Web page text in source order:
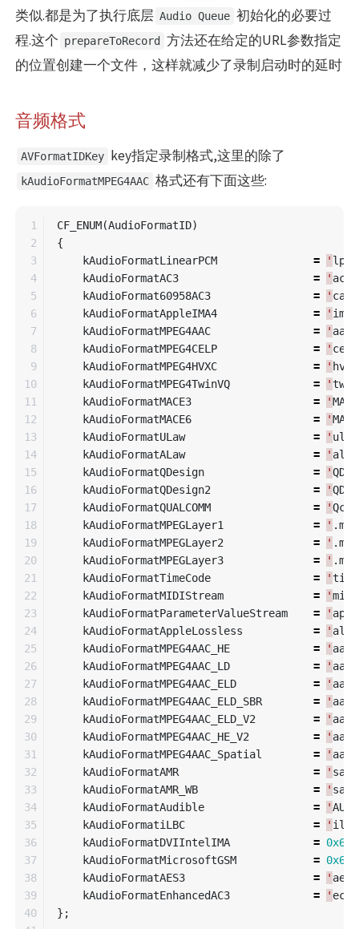
类似.都是为了执行底层 Audio Queue 初始化的必要过
程.这个 prepareToRecord
方法还在给定的URL参数指定
的位置创建一个文件，这样就减少了录制启动时的延时
音频格式
AVFormatIDKey key指定录制格式,这里的除了
kAudioFormatMPEG4AAC 格式还有下面这些:
1
2
3
4
5
6
7
8
9
10
11
12
13
14
15
16
17
18
19
20
21
22
23
24
25
26
27
28
29
30
31
32
33
34
35
36
37
38
39
40
CF_ENUM(AudioFormatID)
{
kAudioFormatLinearPCM
= ' lpcm
kAudioFormatAC3
= ' ac
kAudioFormat60958AC3
= ' cac3
kAudioFormatAppleIMA4
= ' ima4
kAudioFormatMPEG4AAC
= ' aac
kAudioFormatMPEG4CELP
= ' celp
kAudioFormatMPEG4HVXC
= ' hvxc
kAudioFormatMPEG4TwinVQ
= 'twvq
kAudioFormatMACE3
= 'MAC3
kAudioFormatMACE6
= 'MAC6
kAudioFormatULaw
= ' ulaw
kAudioFormatALaw
= ' alaw
kAudioFormatQDesign
= 'QDMC
kAudioFormatQDesign2
= 'QDM2
kAudioFormatQUALCOMM
= 'Qclp
kAudioFormatMPEGLayer1
= ' .mp1
kAudioFormatMPEGLayer2
= ' .mp2
kAudioFormatMPEGLayer3
= ' .mp3
kAudioFormatTimeCode
= 'time
kAudioFormatMIDIStream
= 'midi
kAudioFormatParameterValueStream
= ' apvs
kAudioFormatAppleLossless
= ' alac
kAudioFormatMPEG4AAC_HE
= ' aach
kAudioFormatMPEG4AAC_LD
= ' aacl
kAudioFormatMPEG4AAC_ELD
= ' aace
kAudioFormatMPEG4AAC_ELD_SBR
= ' aacf
kAudioFormatMPEG4AAC_ELD_V2
= ' aacg
kAudioFormatMPEG4AAC_HE_V2
= ' aacp
kAudioFormatMPEG4AAC_Spatial
= ' aacs
kAudioFormatAMR
= ' samr
kAudioFormatAMR_WB
= ' sawb
kAudioFormatAudible
= 'AUDB
kAudioFormatiLBC
= ' ilbc
kAudioFormatDVIIntelIMA
=
kAudioFormatMicrosoftGSM
=
kAudioFormatAES3
= ' aes3
kAudioFormatEnhancedAC3
= ' ec
};